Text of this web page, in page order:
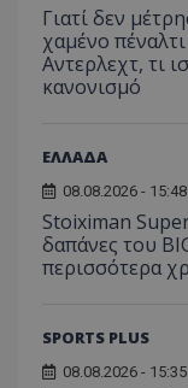
Γιατί δεν
χαμένο
Αντερλεχτ, τι
κανονισμό
ΕΛΛΑΔΑ
08.08.2026 - 15:48
Stoiximan
δαπάνες του
περισσότερα
SPORTS PLUS
08.08.2026 - 15:35